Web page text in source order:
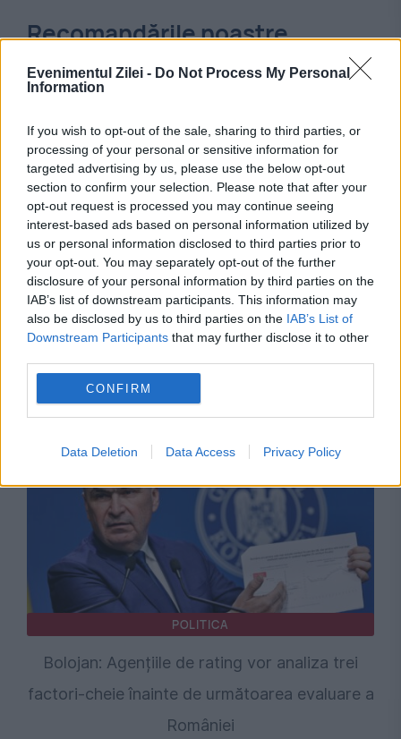
Evenimentul Zilei - Do Not Process My Personal
Information
If you wish to opt-out of the sale, sharing to third parties, or
processing of your personal or sensitive information for
targeted advertising by us, please use the below opt-out
section to confirm your selection. Please note that after your
opt-out request is processed you may continue seeing
interest-based ads based on personal information utilized by
us or personal information disclosed to third parties prior to
your opt-out. You may separately opt-out of the further
disclosure of your personal information by third parties on the
IAB’s list of downstream participants. This information may
also be disclosed by us to third parties on the IAB’s List of
Downstream Participants that may further disclose it to other
CONFIRM
Data Deletion Data Access Privacy Policy
Recomandările noastre
POLITICA
PSD cere activarea mecanismului european de
urgență pentru energie și susține menținerea
centralelor pe cărbune. Critici la adresa lui
Bolojan
POLITICA
Bolojan: Agențiile de rating vor analiza trei
factori-cheie înainte de următoarea evaluare a
României